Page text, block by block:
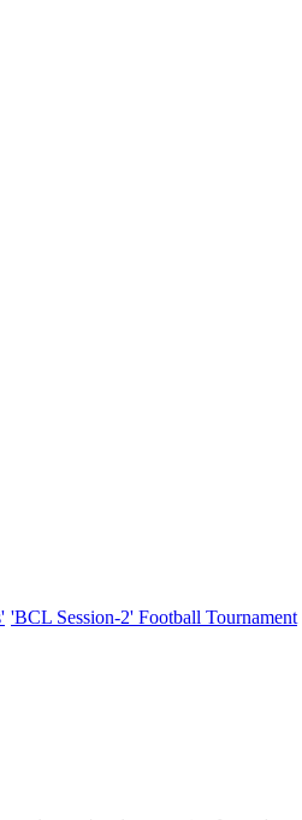
'BCL Session-2' Football Tournament